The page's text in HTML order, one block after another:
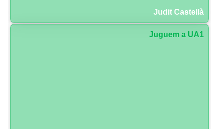
Judit Castellà
Juguem a UA1